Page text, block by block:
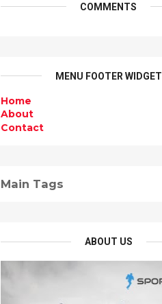
COMMENTS
MENU FOOTER WIDGET
Home
About
Contact
Main Tags
ABOUT US